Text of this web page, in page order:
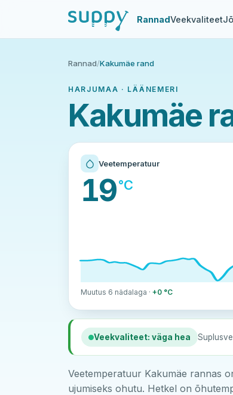
RannadVeekvaliteet
Rannad/Kakumäe rand
HARJUMAA · LÄÄNEMERI
Kakumäe
Veetemperatuur
19°C
Muutus 6 nädalaga · +0 °C
Veekvaliteet: väga hea
Veetemperatuur Kakumäe rannas
ujumiseks ohutu. Hetkel on